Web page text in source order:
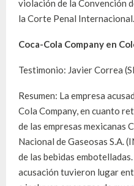
violación de la Convención
la Corte Penal Internacional.
Coca-Cola Company en
Testimonio: Javier Correa
Resumen: La empresa
Cola Company, en cuanto
de las empresas mexicanas
Nacional de Gaseosas S.A.
de las bebidas
acusación tuvieron lugar